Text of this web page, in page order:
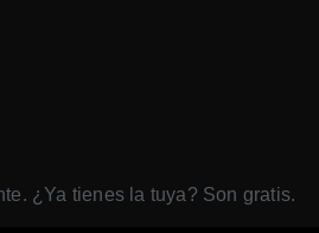
¿Ya tienes la tuya? Son gratis.